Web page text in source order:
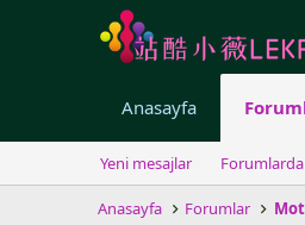
Anasayfa
Yeni mesajlar
Anasayfa Forumlar